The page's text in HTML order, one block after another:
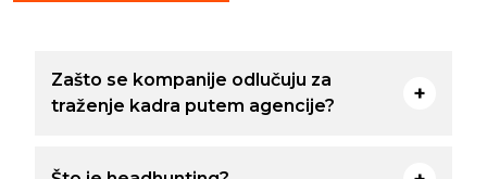
Zašto se kompanije odlučuju za
traženje kadra putem agencije?